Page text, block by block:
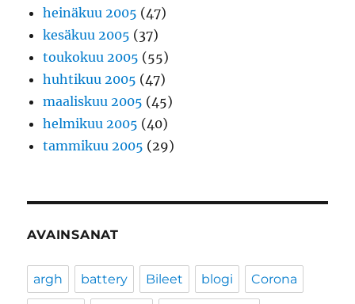
heinäkuu 2005 (47)
kesäkuu 2005 (37)
toukokuu 2005 (55)
huhtikuu 2005 (47)
maaliskuu 2005 (45)
helmikuu 2005 (40)
tammikuu 2005 (29)
AVAINSANAT
argh battery Bileet blogi Corona